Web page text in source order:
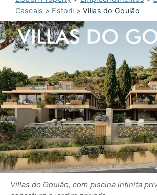
Cascais > Estoril > Villas do Goulão
Villas do Goulão, com piscina infinita